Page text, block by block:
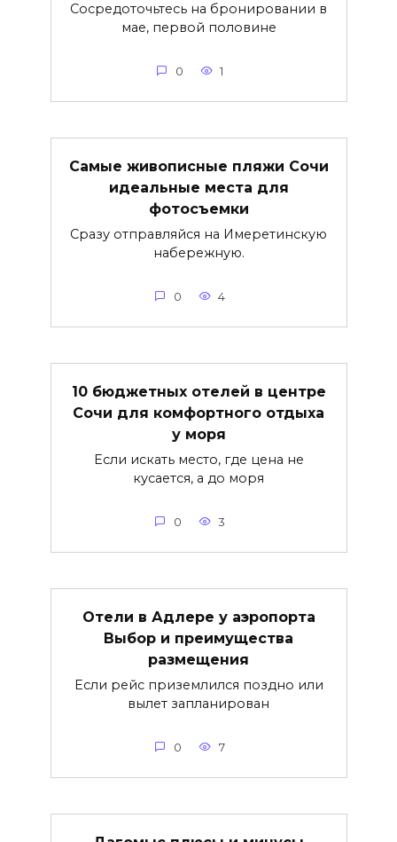
Сосредоточьтесь на бронировании в
мае, первой половине
0 1
Самые живописные пляжи Сочи
идеальные места для
фотосъемки
Сразу отправляйся на Имеретинскую
набережную.
0 4
10 бюджетных отелей в центре
Сочи для комфортного отдыха
у моря
Если искать место, где цена не
кусается, а до моря
0 3
Отели в Адлере у аэропорта
Выбор и преимущества
размещения
Если рейс приземлился поздно или
вылет запланирован
0 7